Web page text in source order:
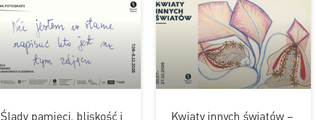
Ślady pamięci, bliskość i
Kwiaty innych światów –